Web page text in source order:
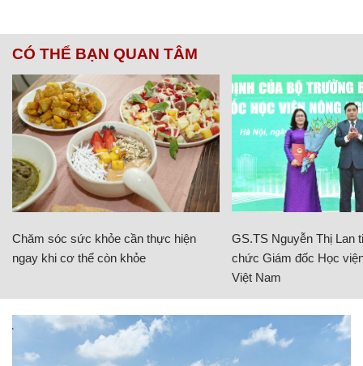
CÓ THỂ BẠN QUAN TÂM
Chăm sóc sức khỏe cần thực hiện
ngay khi cơ thể còn khỏe
GS.TS Nguyễn Thị Lan
chức Giám đốc Học
Việt Nam